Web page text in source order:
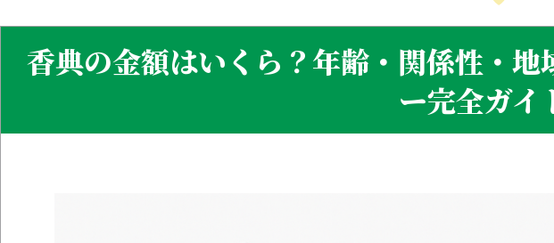
香典の金額はいくら？年齢・関係性・
ー完全ガイ